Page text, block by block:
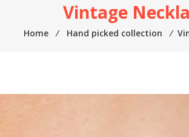
Vintage
Home ⁄ Hand picked collection ⁄